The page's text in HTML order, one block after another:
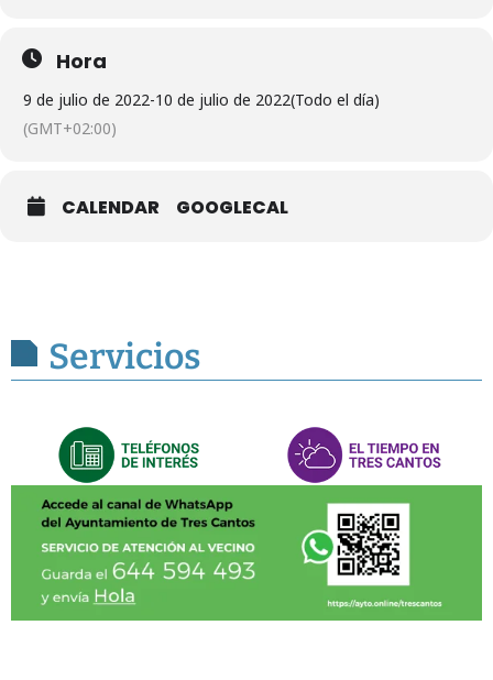
Hora
9 de julio de 2022-10 de julio de 2022(Todo el día)
(GMT+02:00)
CALENDAR GOOGLECAL
Servicios